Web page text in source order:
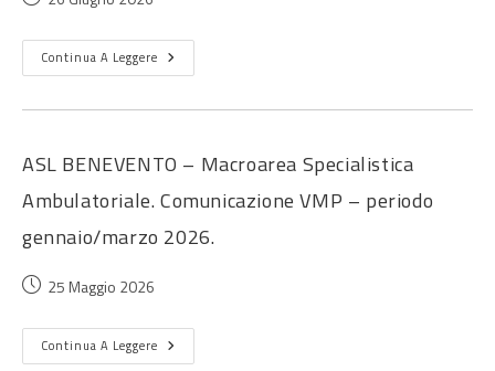
Continua A Leggere
ASL BENEVENTO – Macroarea Specialistica
Ambulatoriale. Comunicazione VMP – periodo
gennaio/marzo 2026.
25 Maggio 2026
Continua A Leggere